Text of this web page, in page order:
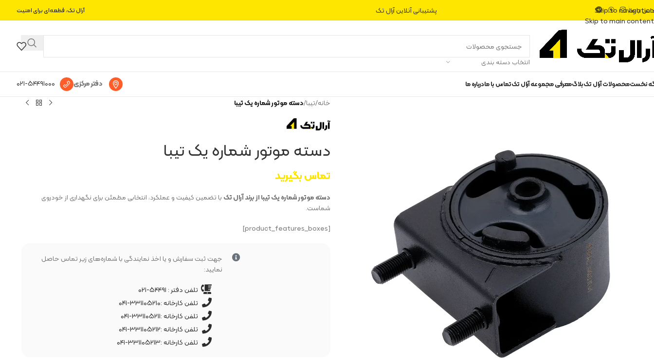
Skip to navigation
Skip to main content
با ما پشتیبانی آنلاین آرال تک آرال تک، قطعه‌ای برای امنیت
انتخاب دسته بندی
نخستمحصولات آرال تکبلاگمعرفی مجموعه آرال تکتماس با مادرباره ما دفتر مرکزی ۰۲۱-۵۴۴۹۱۰۰۰
خانه/تیبا/دسته موتور شماره یک تیبا
دسته موتور شماره یک تیبا
تماس بگیرید
دسته موتور شماره یک تیبا از برند آرال تک با تضمین کیفیت و عملکرد، انتخابی مطمئن برای نگهداری از خودروی
شماست.
[product_features_boxes]
جهت ثبت سفارش و یا اخذ نمایندگی با شماره‌های زیر تماس حاصل
نمایید:
تلفن دفتر : ۵۴۴۹۱-۰۲۱
تلفن کارخانه :۳۳۱۱۰۵۲۱۰-۰۴۱
تلفن کارخانه :۳۳۱۱۰۵۲۱۱-۰۴۱
تلفن کارخانه :۳۳۱۱۰۵۲۱۲-۰۴۱
تلفن کارخانه :۳۳۱۱۰۵۲۱۳-۰۴۱